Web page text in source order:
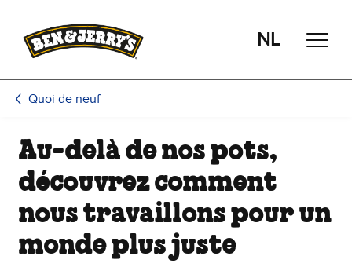
NL
Quoi de neuf
Au-delà de nos pots,
découvrez comment
nous travaillons pour un
monde plus juste